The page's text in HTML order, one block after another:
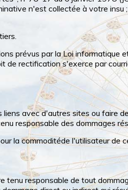
n'est collectée à votre
prévus par la Loi
de rectification s'exerce par
avec d'autres sites ou faire
responsable des dommages
la commoditéde l'utilisateur de
tenu responsable de tout